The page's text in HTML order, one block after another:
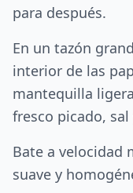
para después.
En un tazón
interior de las
mantequilla
fresco picado,
Bate a velocidad
suave y